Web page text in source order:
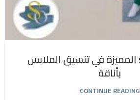
طريقة sevda المميزة في تنسيق الملابس
بأناقة
CONTINUE READING